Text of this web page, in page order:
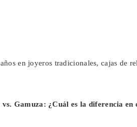
en joyeros tradicionales, cajas de